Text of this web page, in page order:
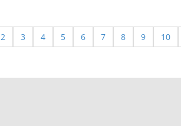
2 3 4 5 6 7 8 9 10